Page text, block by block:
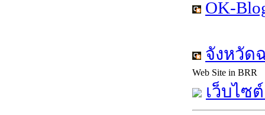
OK-
จังหวัด
Web Site in BRR
เว็บไซ